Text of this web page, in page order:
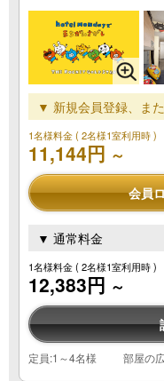
▼ 新規会員登録、ま
1名様料金( 2名様1室利用時 )
11,144円 ～
会員
▼ 通常料金
1名様料金( 2名様1室利用時 )
12,383円 ～
定員:1～4名様 部屋の